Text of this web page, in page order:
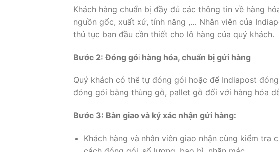
Khách hàng chuẩn bị đầy đủ các thông tin về hàng
nguồn gốc, xuất xứ, tính năng ,… Nhân viên của
thủ tục ban đầu cần thiết cho lô hàng của quý khách.
Bước 2: Đóng gói hàng hóa, chuẩn bị gửi hàng
Quý khách có thể tự đóng gói hoặc để Indiapost
đóng gói bằng thùng gỗ, pallet gỗ đối với hàng hóa
Bước 3: Bàn giao và ký xác nhận gửi hàng:
Khách hàng và nhân viên giao nhận cùng kiểm tra